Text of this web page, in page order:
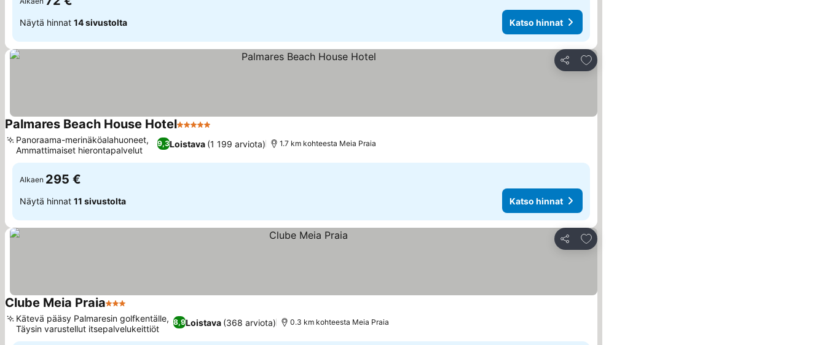
Näytä hinnat 14 sivustolta Katso hinnat
Jaa
Lisää suosikkeihin
Palmares Beach House Hotel5 Tähtiluokitus
9,3Loistava (1 199 arviota)
Panoraama-merinäköalahuoneet,
Ammattimaiset hierontapalvelut
1.7 km kohteesta Meia Praia
Alkaen 295 €
Näytä hinnat 11 sivustolta Katso hinnat
Jaa
Lisää suosikkeihin
Clube Meia Praia3 Tähtiluokitus
8,9Loistava (368 arviota)
Kätevä pääsy Palmaresin golfkentälle,
Täysin varustellut itsepalvelukeittiöt
0.3 km kohteesta Meia Praia